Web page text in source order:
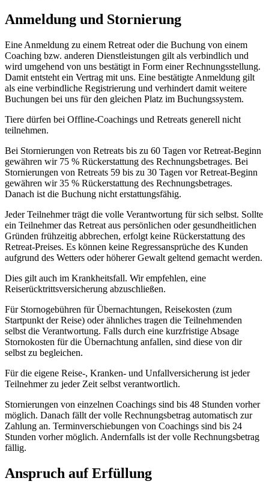
Anmeldung und Stornierung
Eine Anmeldung zu einem Retreat oder die Buchung von einem
Coaching bzw. anderen Dienstleistungen gilt als verbindlich und
wird umgehend von uns bestätigt in Form einer Rechnungsstellung.
Damit entsteht ein Vertrag mit uns. Eine bestätigte Anmeldung gilt
als eine verbindliche Registrierung und verhindert damit weitere
Buchungen bei uns für den gleichen Platz im Buchungssystem.
Tiere dürfen bei Offline-Coachings und Retreats generell nicht
teilnehmen.
Bei Stornierungen von Retreats bis zu 60 Tagen vor Retreat-Beginn
gewähren wir 75 % Rückerstattung des Rechnungsbetrages. Bei
Stornierungen von Retreats 59 bis zu 30 Tagen vor Retreat-Beginn
gewähren wir 35 % Rückerstattung des Rechnungsbetrages.
Danach ist die Buchung nicht erstattungsfähig.
Jeder Teilnehmer trägt die volle Verantwortung für sich selbst. Sollte
ein Teilnehmer das Retreat aus persönlichen oder gesundheitlichen
Gründen frühzeitig abbrechen, erfolgt keine Rückerstattung des
Retreat-Preises. Es können keine Regressansprüche des Kunden
aufgrund des Wetters oder höherer Gewalt geltend gemacht werden.
Dies gilt auch im Krankheitsfall. Wir empfehlen, eine
Reiserücktrittsversicherung abzuschließen.
Für Stornogebühren für Übernachtungen, Reisekosten (zum
Startpunkt der Reise) oder ähnliches tragen die Teilnehmenden
selbst die Verantwortung. Falls durch eine kurzfristige Absage
Stornokosten für die Übernachtung anfallen, sind diese von dir
selbst zu begleichen.
Für die eigene Reise-, Kranken- und Unfallversicherung ist jeder
Teilnehmer zu jeder Zeit selbst verantwortlich.
Stornierungen von einzelnen Coachings sind bis 48 Stunden vorher
möglich. Danach fällt der volle Rechnungsbetrag automatisch zur
Zahlung an. Terminverschiebungen von Coachings sind bis 24
Stunden vorher möglich. Andernfalls ist der volle Rechnungsbetrag
fällig.
Anspruch auf Erfüllung